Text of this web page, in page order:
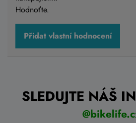
Hodnoťte.
Přidat vlastní hodnocení
SLEDUJTE NÁŠ